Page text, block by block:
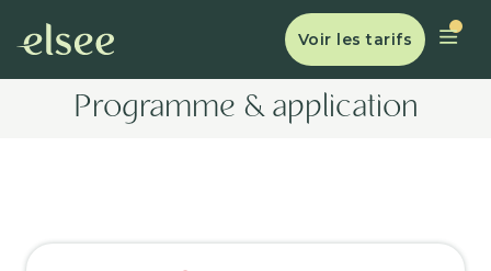
Voir les tarifs
Programme & application